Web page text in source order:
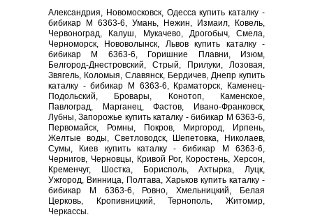
Александрия, Новомосковск, Одесса купить каталку -
бибикар M 6363-6, Умань, Нежин, Измаил, Ковель,
Червоноград, Калуш, Мукачево, Дрогобыч, Смела,
Черноморск, Нововолынск, Львов купить каталку -
бибикар M 6363-6, Горишние Плавни, Изюм,
Белгород-Днестровский, Стрый, Прилуки, Лозовая,
Звягель, Коломыя, Славянск, Бердичев, Днепр купить
каталку - бибикар M 6363-6, Краматорск, Каменец-
Подольский, Бровары, Конотоп, Каменское,
Павлоград, Марганец, Фастов, Ивано-Франковск,
Лубны, Запорожье купить каталку - бибикар M 6363-6,
Первомайск, Ромны, Покров, Миргород, Ирпень,
Желтые воды, Светловодск, Шепетовка, Николаев,
Сумы, Киев купить каталку - бибикар M 6363-6,
Чернигов, Черновцы, Кривой Рог, Коростень, Херсон,
Кременчуг, Шостка, Борисполь, Ахтырка, Луцк,
Ужгород, Винница, Полтава, Харьков купить каталку -
бибикар M 6363-6, Ровно, Хмельницкий, Белая
Церковь, Кропивницкий, Тернополь, Житомир,
Черкассы.